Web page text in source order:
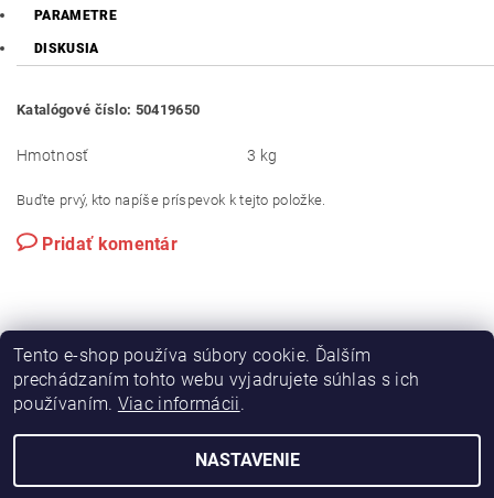
PARAMETRE
DISKUSIA
Katalógové číslo: 50419650
Hmotnosť 3 kg
Buďte prvý, kto napíše príspevok k tejto položke.
Pridať komentár
Výroba hydraulických hadíc
2026 © Hydramac Lokca - náhradné diely na traktory Zetor, všetky práva vyhradené
Tento e-shop používa súbory cookie. Ďalším
prechádzaním tohto webu vyjadrujete súhlas s ich
používaním. Viac informácii.
NASTAVENIE